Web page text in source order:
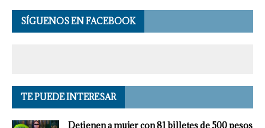
SÍGUENOS EN FACEBOOK
TE PUEDE INTERESAR
Detienen a mujer con 81 billetes de 500 pesos